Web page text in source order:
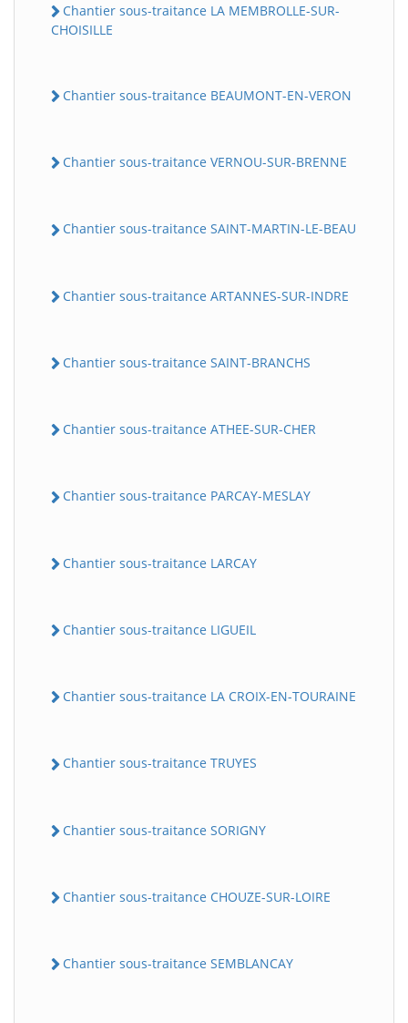
Chantier sous-traitance LA MEMBROLLE-SUR-
CHOISILLE
Chantier sous-traitance BEAUMONT-EN-VERON
Chantier sous-traitance VERNOU-SUR-BRENNE
Chantier sous-traitance SAINT-MARTIN-LE-BEAU
Chantier sous-traitance ARTANNES-SUR-INDRE
Chantier sous-traitance SAINT-BRANCHS
Chantier sous-traitance ATHEE-SUR-CHER
Chantier sous-traitance PARCAY-MESLAY
Chantier sous-traitance LARCAY
Chantier sous-traitance LIGUEIL
Chantier sous-traitance LA CROIX-EN-TOURAINE
Chantier sous-traitance TRUYES
Chantier sous-traitance SORIGNY
Chantier sous-traitance CHOUZE-SUR-LOIRE
Chantier sous-traitance SEMBLANCAY